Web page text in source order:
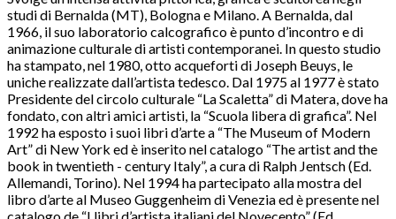
studi di Bernalda (MT), Bologna e Milano. A Bernalda, dal
1966, il suo laboratorio calcografico è punto d’incontro e di
animazione culturale di artisti contemporanei. In questo studio
ha stampato, nel 1980, otto acqueforti di Joseph Beuys, le
uniche realizzate dall’artista tedesco. Dal 1975 al 1977 è stato
Presidente del circolo culturale “La Scaletta” di Matera, dove ha
fondato, con altri amici artisti, la “Scuola libera di grafica”. Nel
1992 ha esposto i suoi libri d’arte a “The Museum of Modern
Art” di New York ed è inserito nel catalogo “The artist and the
book in twentieth - century Italy”, a cura di Ralph Jentsch (Ed.
Allemandi, Torino). Nel 1994 ha partecipato alla mostra del
libro d’arte al Museo Guggenheim di Venezia ed è presente nel